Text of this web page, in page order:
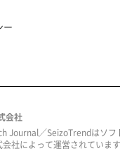
ー
会社
Journal／SeizoTrendはソフ
社によって運営されています